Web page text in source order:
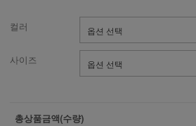
컬러
사이즈
총상품금액(수량)